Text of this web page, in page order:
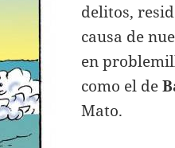
delitos,
causa de
en
como el de
Mato.